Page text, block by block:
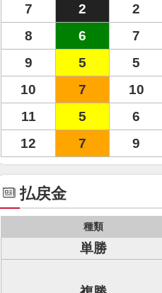
7
2 2
8
6 7
9
5 5
10
7 10
11
5 6
12
7 9
払戻金
種類
単勝